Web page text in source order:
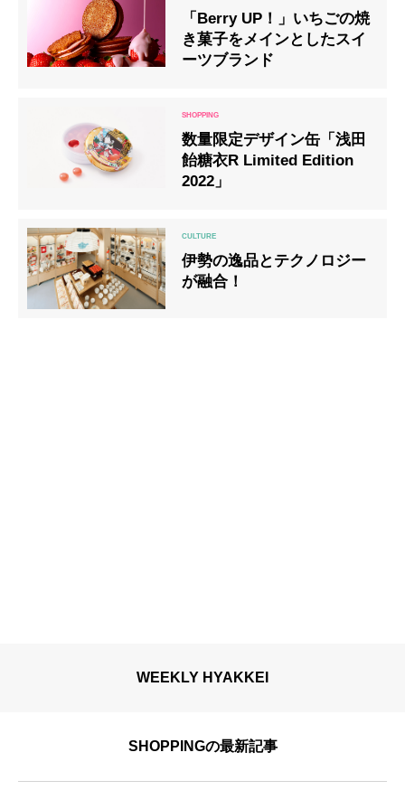
「Berry UP！」いちごの焼
き菓子をメインとしたスイ
ーツブランド
数量限定デザイン缶「浅田
飴糖衣R Limited Edition
2022」
伊勢の逸品とテクノロジー
が融合！
WEEKLY HYAKKEI
SHOPPINGの最新記事